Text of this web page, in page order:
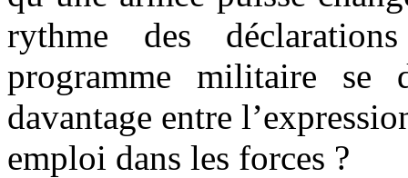
rythme des
programme militaire
davantage entre
emploi dans les forces ?